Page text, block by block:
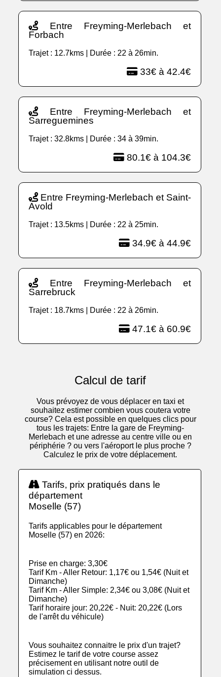
Entre Freyming-Merlebach et
Forbach
Trajet : 12.7kms | Durée : 22 à 26min.
33€ à 42.4€
Entre Freyming-Merlebach et
Sarreguemines
Trajet : 32.8kms | Durée : 34 à 39min.
80.1€ à 104.3€
Entre Freyming-Merlebach et Saint-
Avold
Trajet : 13.5kms | Durée : 22 à 25min.
34.9€ à 44.9€
Entre Freyming-Merlebach et
Sarrebruck
Trajet : 18.7kms | Durée : 22 à 26min.
47.1€ à 60.9€
Calcul de tarif
Vous prévoyez de vous déplacer en taxi et
souhaitez estimer combien vous coutera votre
course? Cela est possible en quelques clics pour
tous les trajets: Entre la gare de Freyming-
Merlebach et une adresse au centre ville ou en
périphérie ? ou vers l'aéroport le plus proche ?
Calculez le prix de votre déplacement.
Tarifs, prix pratiqués dans le
département
Moselle (57)
Tarifs applicables pour le département
Moselle (57) en 2026:
Prise en charge: 3,30€
Tarif Km - Aller Retour: 1,17€ ou 1,54€ (Nuit et
Dimanche)
Tarif Km - Aller Simple: 2,34€ ou 3,08€ (Nuit et
Dimanche)
Tarif horaire jour: 20,22€ - Nuit: 20,22€ (Lors
de l'arrêt du véhicule)
Vous souhaitez connaitre le prix d'un trajet?
Estimez le tarif de votre course assez
précisement en utilisant notre outil de
simulation ci dessus.